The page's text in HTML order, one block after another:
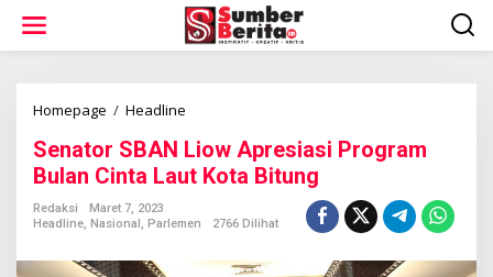
w
Homepage / Headline
n
a
t
r
Senator SBAN Liow Apresiasi Program
Bulan Cinta Laut Kota Bitung
Redaksi
Maret 7, 2023
Headline, Nasional, Parlemen 2766 Dilihat